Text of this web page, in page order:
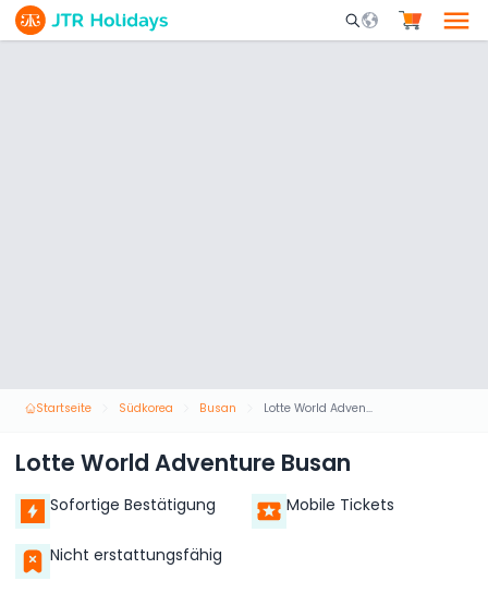
Mobile Search
Startseite Südkorea Busan Lotte World Adventure Busan
Lotte World Adventure Busan
Sofortige Bestätigung Mobile Tickets
Nicht erstattungsfähig